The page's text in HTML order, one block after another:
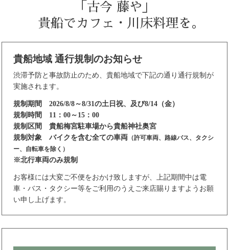
「古今 藤や」
貴船でカフェ・川床料理を。
貴船地域 通行規制のお知らせ
渋滞予防と事故防止のため、貴船地域で下記の通り通行規制が
実施されます。
規制期間 2026/8/8～8/31の土日祝、及び8/14（金）
規制時間 11：00～15：00
規制区間 貴船梅宮駐車場から貴船神社奥宮
規制対象 バイクを含む全ての車両 （許可車両、路線バス、タクシ
ー、自転車を除く）
※北行車両のみ規制
お客様には大変ご不便をおかけ致しますが、上記期間中は電
車・バス・タクシー等をご利用のうえご来店賜りますようお願
い申し上げます。